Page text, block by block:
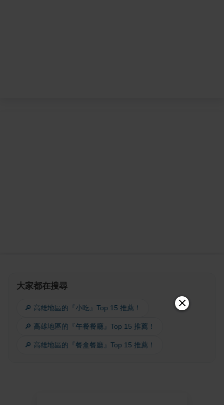
大家都在搜尋
🔎 高雄地區的『小吃』Top 15 推薦！
🔎 高雄地區的『午餐餐廳』Top 15 推薦！
🔎 高雄地區的『餐盒餐廳』Top 15 推薦！